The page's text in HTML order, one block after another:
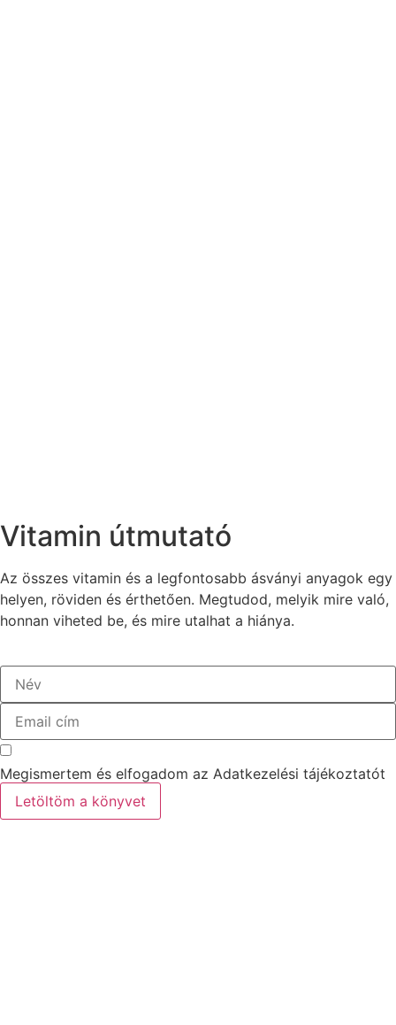
Vitamin útmutató
Az összes vitamin és a legfontosabb ásványi anyagok egy
helyen, röviden és érthetően. Megtudod, melyik mire való,
honnan viheted be, és mire utalhat a hiánya.
Megismertem és elfogadom az Adatkezelési tájékoztatót
Letöltöm a könyvet